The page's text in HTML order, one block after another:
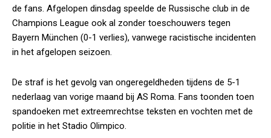
de fans. Afgelopen dinsdag speelde de Russische club in de
Champions League ook al zonder toeschouwers tegen
Bayern München (0-1 verlies), vanwege racistische incidenten
in het afgelopen seizoen.
De straf is het gevolg van ongeregeldheden tijdens de 5-1
nederlaag van vorige maand bij AS Roma. Fans toonden toen
spandoeken met extreemrechtse teksten en vochten met de
politie in het Stadio Olimpico.